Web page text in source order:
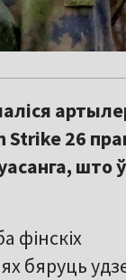
26
што
фінскіх
бяруць